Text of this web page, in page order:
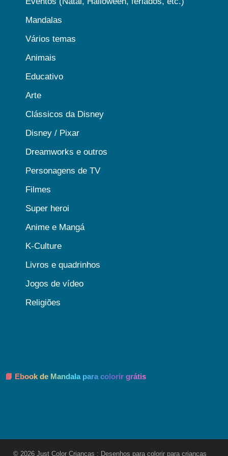
Mandalas
Vários temas
Animais
Educativo
Arte
Clássicos da Disney
Disney / Pixar
Dreamworks e outros
Personagens de TV
Filmes
Super heroi
Anime e Mangá
K-Culture
Livros e quadrinhos
Jogos de vídeo
Religiões
📘 Ebook de Mandala para colorir grátis
© 2026 Just Color Crianças : Desenhos para colorir para crianças